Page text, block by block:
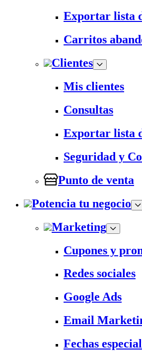
Exportar lista
Carritos
Clientes
Mis clientes
Consultas
Exportar lista
Seguridad y
Punto de venta
Potencia tu negocio
Marketing
Cupones y
Redes sociales
Google Ads
Email
Fechas